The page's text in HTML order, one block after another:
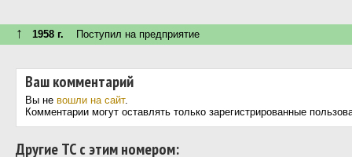
↑ 1958 г. Поступил на предприятие
Ваш комментарий
Вы не вошли на сайт.
Комментарии могут оставлять только зарегистрированные
Другие ТС с этим номером: